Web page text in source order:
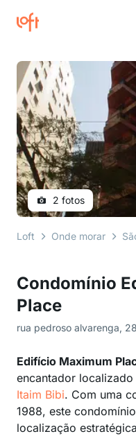
Condomínio
Place
rua pedroso alvarenga,
Edifício Maximum
encantador localizado
Itaim Bibi. Com uma
1988, este
localização
2 fotos
Loft Onde morar